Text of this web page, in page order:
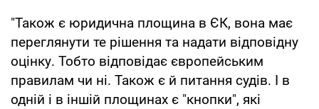
"Також є юридична площина в ЄК, вона має
переглянути те рішення та надати відповідну
оцінку. Тобто відповідає європейським
правилам чи ні. Також є й питання судів. І в
одній і в іншій площинах є "кнопки", які